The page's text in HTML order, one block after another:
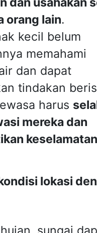
orang lain.
kecil belum
memahami
dan dapat
tindakan
harus
mereka dan
keselamatan
lokasi